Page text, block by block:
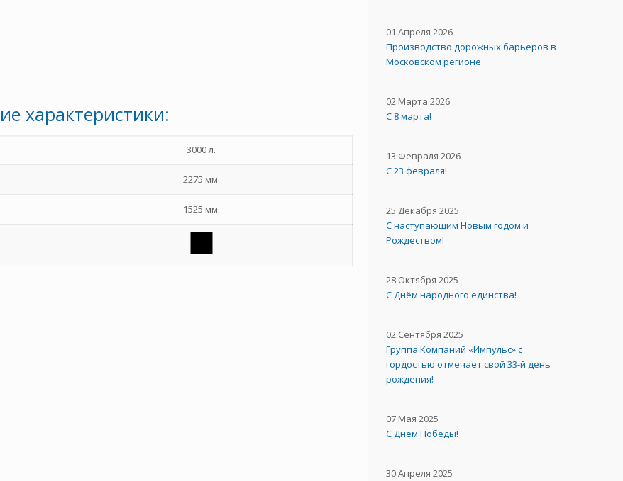
характеристики:
3000 л.
2275 мм.
1525 мм.
01 Апреля 2026
Производство дорожных барьеров в
Московском регионе
02 Марта 2026
С 8 марта!
13 Февраля 2026
С 23 февраля!
25 Декабря 2025
С наступающим Новым годом и
Рождеством!
28 Октября 2025
C Днём народного единства!
02 Сентября 2025
Группа Компаний «Импульс» с
гордостью отмечает свой 33-й день
рождения!
07 Мая 2025
С Днём Победы!
30 Апреля 2025